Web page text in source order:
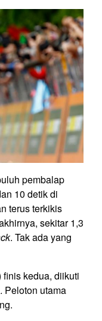
pembalap
10 detik di
terus terkikis
sekitar 1,3
. Tak ada yang
kedua, diikuti
Peloton utama